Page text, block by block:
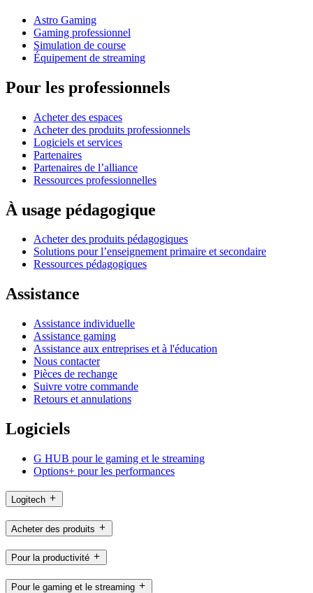
Astro Gaming
Gaming professionnel
Simulation de course
Équipement de streaming
Pour les professionnels
Acheter des espaces
Acheter des produits professionnels
Logiciels et services
Partenaires
Partenaires de l’alliance
Ressources professionnelles
À usage pédagogique
Acheter des produits pédagogiques
Solutions pour l’enseignement primaire et secondaire
Ressources pédagogiques
Assistance
Assistance individuelle
Assistance gaming
Assistance aux entreprises et à l'éducation
Nous contacter
Pièces de rechange
Suivre votre commande
Retours et annulations
Logiciels
G HUB pour le gaming et le streaming
Options+ pour les performances
Logitech
Acheter des produits
Pour la productivité
Pour le gaming et le streaming